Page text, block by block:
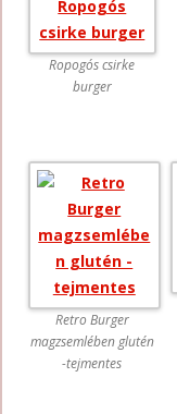
Ropogós csirke
burger
Retro Burger
magzsemlében glutén
-tejmentes